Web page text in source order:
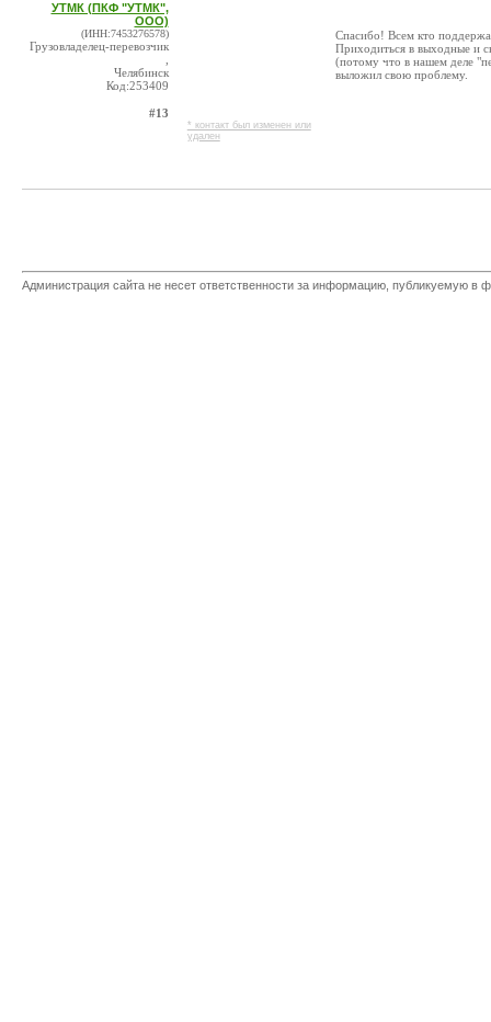
УТМК (ПКФ "УТМК",
ООО)
(ИНН:7453276578)
Грузовладелец-перевозчик
Челябинск
Код:253409
#13
* контакт был изменен или
удален
Спасибо! Всем кто
Приходиться в выходные и
(потому что в нашем деле
выложил свою проблему.
Администрация сайта не несет ответственности за информацию, публикуемую